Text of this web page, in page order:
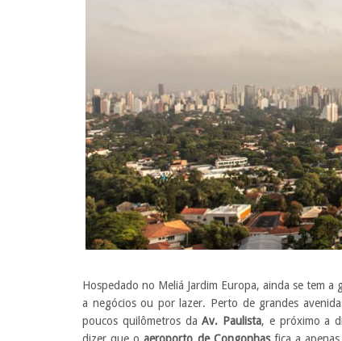
Hospedado no Meliá Jardim Europa, ainda se tem a
a negócios ou por lazer. Perto de grandes
poucos quilômetros daAv. Paulista, e próximo a